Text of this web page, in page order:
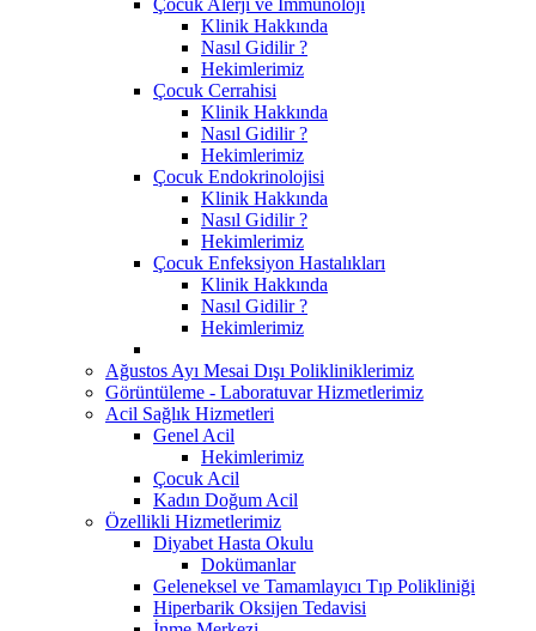
Klinik Hakkında
Nasıl Gidilir ?
Hekimlerimiz
Çocuk Cerrahisi
Klinik Hakkında
Nasıl Gidilir ?
Hekimlerimiz
Çocuk Endokrinolojisi
Klinik Hakkında
Nasıl Gidilir ?
Hekimlerimiz
Çocuk Enfeksiyon Hastalıkları
Klinik Hakkında
Nasıl Gidilir ?
Hekimlerimiz
Ağustos Ayı Mesai Dışı Polikliniklerimiz
Görüntüleme - Laboratuvar Hizmetlerimiz
Acil Sağlık Hizmetleri
Genel Acil
Hekimlerimiz
Çocuk Acil
Kadın Doğum Acil
Özellikli Hizmetlerimiz
Diyabet Hasta Okulu
Dokümanlar
Geleneksel ve Tamamlayıcı Tıp Polikliniği
Hiperbarik Oksijen Tedavisi